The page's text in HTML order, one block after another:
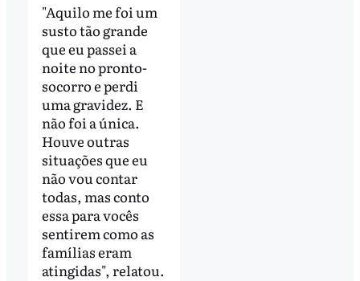
"Aquilo me foi um
susto tão grande
que eu passei a
noite no pronto-
socorro e perdi
uma gravidez. E
não foi a única.
Houve outras
situações que eu
não vou contar
todas, mas conto
essa para vocês
sentirem como as
famílias eram
atingidas", relatou.